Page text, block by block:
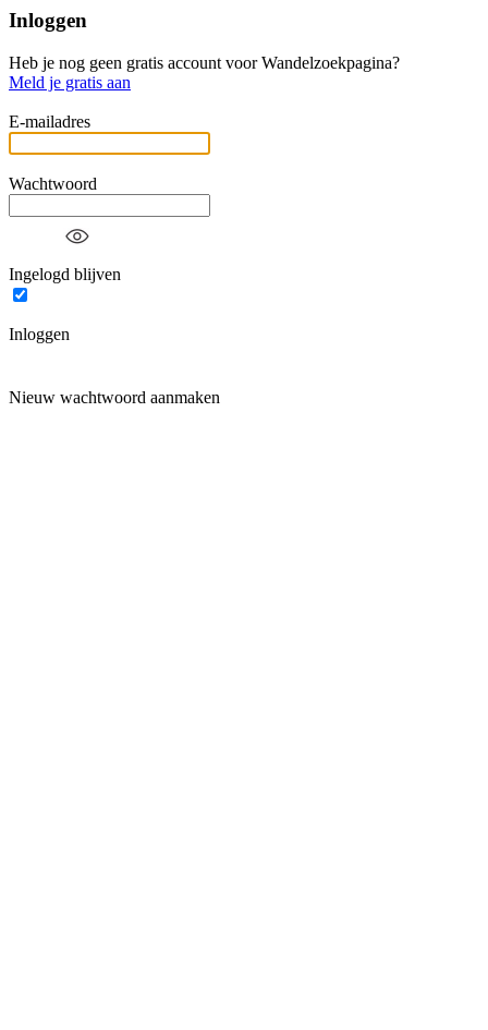
Inloggen
Heb je nog geen gratis account voor Wandelzoekpagina?
Meld je gratis aan
E-mailadres
Wachtwoord
Ingelogd blijven
Inloggen
Nieuw wachtwoord aanmaken